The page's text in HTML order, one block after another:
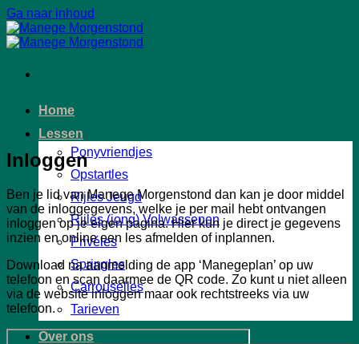
Ga naar inhoud
Home
Lessen
Ponyvriendjes
Opstartles
Rijles Jeugd
Rijles (jong) Volwassenen
Privéles
Springles
Carrouselles
Tarieven
Over ons
Inloggen
Ben je lid van Manege Morgenstond dan kan je door middel
van de inloggegevens, welke je per mail hebt ontvangen
inloggen op je eigen pagina. Hier kun je direct je gegevens
inzien en online een les afmelden of inplannen.
Download na aanmelding de app ‘Manegeplan’ op uw
telefoon en scan daarmee de QR code. Zo kunt u niet alleen
via de website inloggen maar ook rechtstreeks via uw
telefoon.